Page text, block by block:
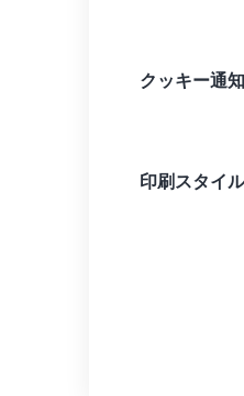
クッキー通
印刷スタイ